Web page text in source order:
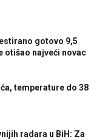
gotovo 9,5
otišao najveći novac
temperature do 38
radara u BiH: Za